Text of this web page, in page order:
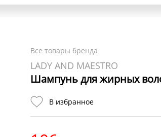
Все товары бренда
LADY AND MAESTRO
Шампунь для жирных
В избранное